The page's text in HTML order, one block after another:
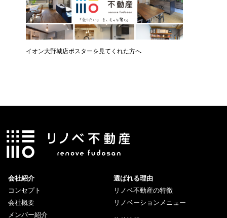
イオン大野城店ポスターを見てくれた方へ
会社紹介
コンセプト
会社概要
メンバー紹介
選ばれる理由
リノベ不動産の特徴
リノベーションメニュー